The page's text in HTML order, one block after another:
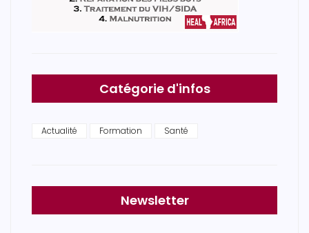
Catégorie d'infos
Actualité Formation Santé
Newsletter